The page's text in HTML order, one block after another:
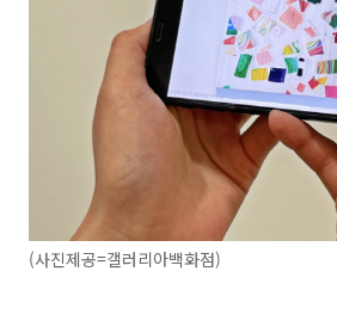
(사진제공=갤러리아백화점)